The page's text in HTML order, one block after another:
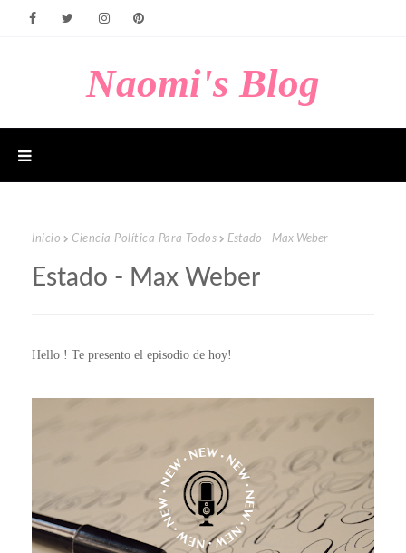
Naomi's Blog
Inicio Ciencia Política Para Todos Estado - Max Weber
Estado - Max Weber
Hello ! Te presento el episodio de hoy!